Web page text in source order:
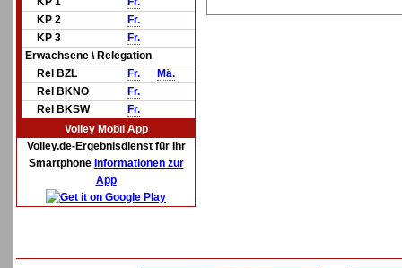
KP 2
Fr.
KP 3
Fr.
Erwachsene \ Relegation
Rel BZL
Fr.
Mä.
Rel BKNO
Fr.
Rel BKSW
Fr.
Volley Mobil App
Volley.de-Ergebnisdienst für Ihr
Smartphone Informationen zur
App